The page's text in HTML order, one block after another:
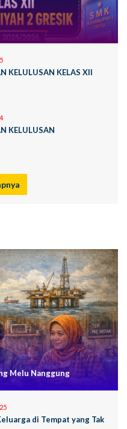
KELULUSAN KELAS XII
KELULUSAN
Melu Nanggung
di Tempat yang Tak